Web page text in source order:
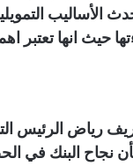
الأساليب
حيث انها تعتبر
رياض الرئيس
نجاح البنك في